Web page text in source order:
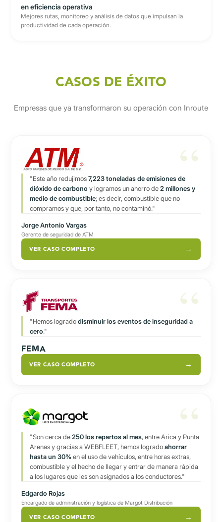
en eficiencia operativa
Mejores rutas, monitoreo y análisis de datos que impulsan la
productividad de cada operación.
CASOS DE ÉXITO
Empresas que ya transformaron su operación con Inroute
"Este año redujimos7,223 toneladas de emisiones de
dióxido de carbonoy logramos un ahorro de2 millones y
medio de combustible; es decir, combustible que no
compramos y que, por tanto, no contaminó."
Jorge Antonio Vargas
Gerente de seguridad de ATM
VER CASO COMPLETO
"Hemos logradodisminuir los eventos de inseguridad a
cero."
FEMA
VER CASO COMPLETO
"Son cerca de250 los repartos al mes, entre Arica y Punta
Arenas y gracias a WEBFLEET, hemos logradoahorrar
hasta un 30%en el uso de vehículos, entre horas extras,
combustible y el hecho de llegar y entrar de manera rápida
a los lugares que les son asignados a los conductores."
Edgardo Rojas
Encargado de administración y logística de Margot Distribución
VER CASO COMPLETO